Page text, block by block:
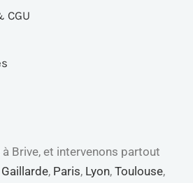
CGU
à Brive, et intervenons partout
, Paris, Lyon, Toulouse,